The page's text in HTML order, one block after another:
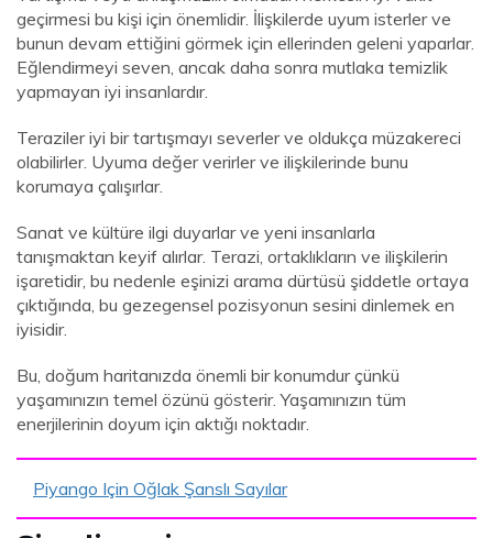
geçirmesi bu kişi için önemlidir. İlişkilerde uyum isterler ve
bunun devam ettiğini görmek için ellerinden geleni yaparlar.
Eğlendirmeyi seven, ancak daha sonra mutlaka temizlik
yapmayan iyi insanlardır.
Teraziler iyi bir tartışmayı severler ve oldukça müzakereci
olabilirler. Uyuma değer verirler ve ilişkilerinde bunu
korumaya çalışırlar.
Sanat ve kültüre ilgi duyarlar ve yeni insanlarla
tanışmaktan keyif alırlar. Terazi, ortaklıkların ve ilişkilerin
işaretidir, bu nedenle eşinizi arama dürtüsü şiddetle ortaya
çıktığında, bu gezegensel pozisyonun sesini dinlemek en
iyisidir.
Bu, doğum haritanızda önemli bir konumdur çünkü
yaşamınızın temel özünü gösterir. Yaşamınızın tüm
enerjilerinin doyum için aktığı noktadır.
Piyango Için Oğlak Şanslı Sayılar